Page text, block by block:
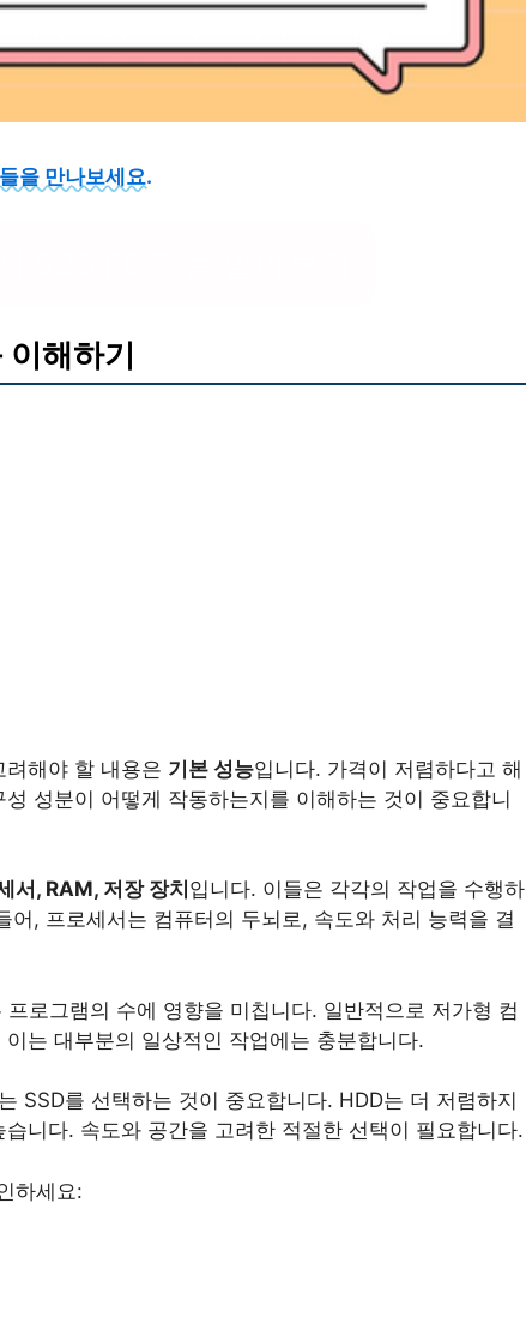
을 만나보세요.
이해하기
해야 할 내용은 기본 성능입니다. 가격이 저렴하다고 해
성분이 어떻게 작동하는지를 이해하는 것이 중요합니
서, RAM, 저장 장치 입니다. 이들은 각각의 작업을 수행하
, 프로세서는 컴퓨터의 두뇌로, 속도와 처리 능력을 결
로그램의 수에 영향을 미칩니다. 일반적으로 저가형 컴
는 대부분의 일상적인 작업에는 충분합니다.
SSD를 선택하는 것이 중요합니다. HDD는 더 저렴하지
니다. 속도와 공간을 고려한 적절한 선택이 필요합니다.
하세요: